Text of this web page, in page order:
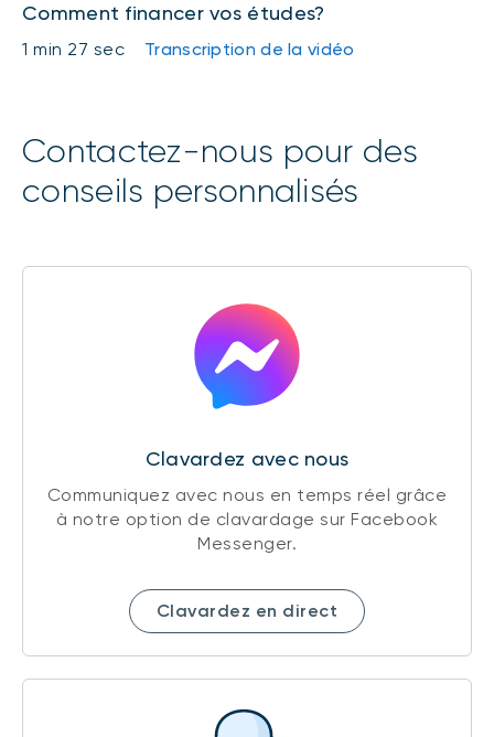
Comment financer vos études?
1 min 27 sec Transcription de la vidéo
Contactez-nous pour des
conseils personnalisés
Clavardez avec nous
Communiquez avec nous en temps réel grâce
à notre option de clavardage sur Facebook
Messenger.
Clavardez en direct